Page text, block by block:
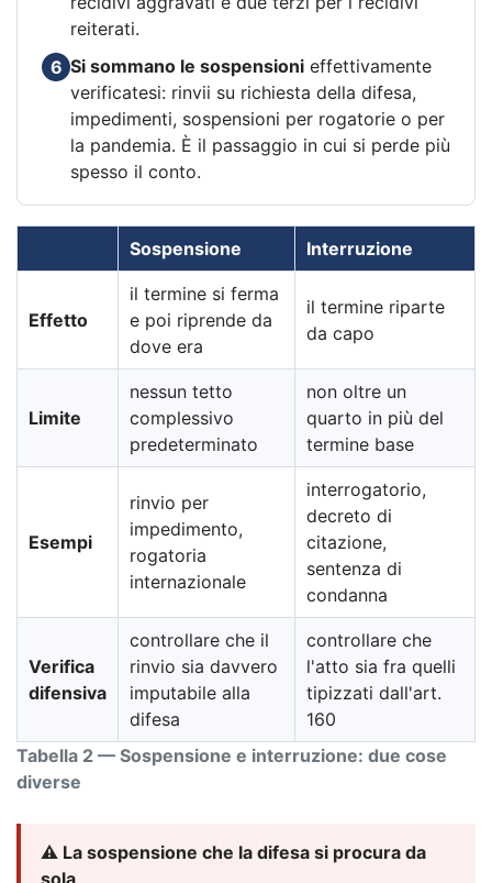
reiterati.
6 Si sommano le sospensioni effettivamente
verificatesi: rinvii su richiesta della difesa,
impedimenti, sospensioni per rogatorie o per
la pandemia. È il passaggio in cui si perde più
spesso il conto.
Tabella 2 — Sospensione e interruzione: due cose
diverse
Sospensione Interruzione
Effetto
il termine si ferma
e poi riprende da
dove era
il termine riparte
da capo
Limite
nessun tetto
complessivo
predeterminato
non oltre un
quarto in più del
termine base
Esempi
rinvio per
impedimento,
rogatoria
internazionale
interrogatorio,
decreto di
citazione,
sentenza di
condanna
Verifica
difensiva
controllare che il
rinvio sia davvero
imputabile alla
difesa
controllare che
l'atto sia fra quelli
tipizzati dall'art.
160
⚠️ La sospensione che la difesa si procura da
sola